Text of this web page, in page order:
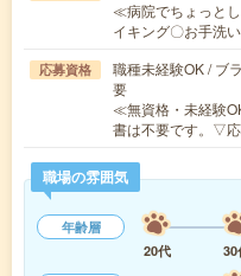
≪病院でちょっと
イキング〇お手洗
応募資格
職種未経験OK / ブ
要
≪無資格・未経験
書は不要です。▽
職場の雰囲気
年齢層
20代
30